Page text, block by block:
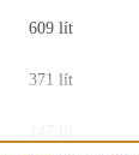
609 lít
371 lít